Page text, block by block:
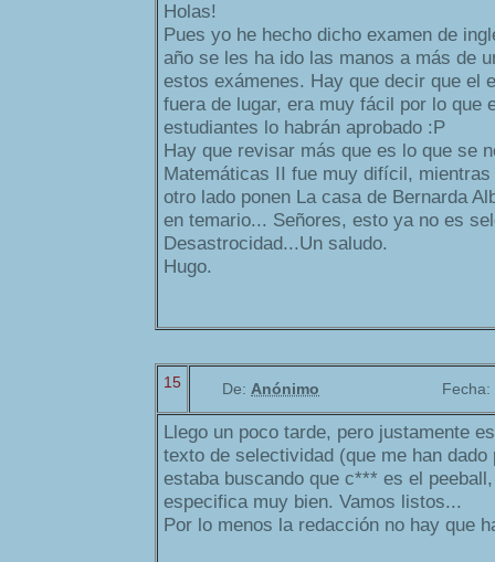
Holas!
Pues yo he hecho dicho examen de
año se les ha ido las manos a más de
estos exámenes. Hay que decir que el
fuera de lugar, era muy fácil por lo que
estudiantes lo habrán aprobado :P
Hay que revisar más que es lo que se
Matemáticas II fue muy difícil,
otro lado ponen La casa de Bernarda
en temario... Señores, esto ya no es
Desastrocidad...Un saludo.
Hugo.
15 De: Anónimo Fecha:
Llego un poco tarde, pero justamente
texto de selectividad (que me han
estaba buscando que c*** es el
especifica muy bien. Vamos listos...
Por lo menos la redacción no hay que